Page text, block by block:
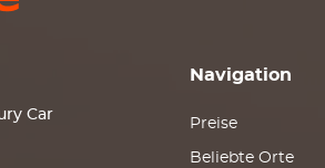
Car
Navigation
Preise
Beliebte Orte